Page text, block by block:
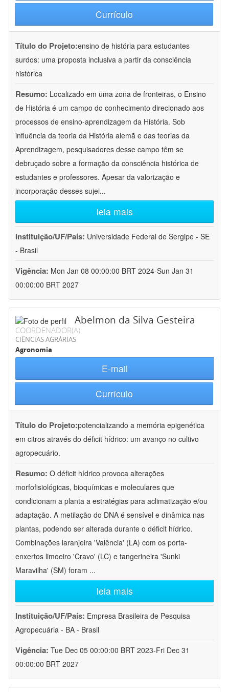
Currículo
Título do Projeto:ensino de história para estudantes
surdos: uma proposta inclusiva a partir da consciência
histórica
Resumo: Localizado em uma zona de fronteiras, o Ensino
de História é um campo do conhecimento direcionado aos
processos de ensino-aprendizagem da História. Sob
influência da teoria da História alemã e das teorias da
Aprendizagem, pesquisadores desse campo têm se
debruçado sobre a formação da consciência histórica de
estudantes e professores. Apesar da valorização e
incorporação desses sujei...
leia mais
Instituição/UF/País: Universidade Federal de Sergipe - SE
- Brasil
Vigência: Mon Jan 08 00:00:00 BRT 2024-Sun Jan 31
00:00:00 BRT 2027
Abelmon da Silva Gesteira
COORDENADOR(A)
CIÊNCIAS AGRÁRIAS
Agronomia
E-mail
Currículo
Título do Projeto:potencializando a memória epigenética
em citros através do déficit hídrico: um avanço no cultivo
agropecuário.
Resumo: O déficit hídrico provoca alterações
morfofisiológicas, bioquímicas e moleculares que
condicionam a planta a estratégias para aclimatização e/ou
adaptação. A metilação do DNA é sensível e dinâmica nas
plantas, podendo ser alterada durante o déficit hídrico.
Combinações laranjeira 'Valência' (LA) com os porta-
enxertos limoeiro 'Cravo' (LC) e tangerineira 'Sunki
Maravilha' (SM) foram ...
leia mais
Instituição/UF/País: Empresa Brasileira de Pesquisa
Agropecuária - BA - Brasil
Vigência: Tue Dec 05 00:00:00 BRT 2023-Fri Dec 31
00:00:00 BRT 2027